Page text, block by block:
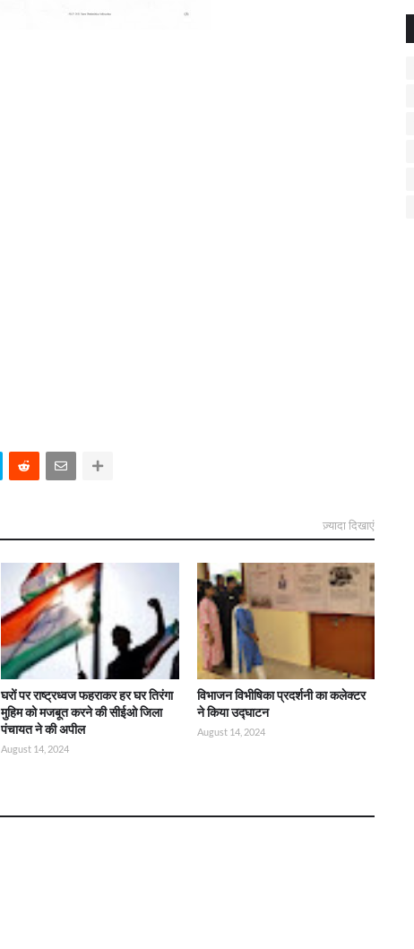
ज़्यादा दिखाएं
घरों पर राष्ट्रध्वज फहराकर हर घर तिरंगा
मुहिम को मजबूत करने की सीईओ जिला
पंचायत ने की अपील
August 14, 2024
विभाजन विभीषिका प्रदर्शनी का कलेक्टर
ने किया उद्घाटन
August 14, 2024